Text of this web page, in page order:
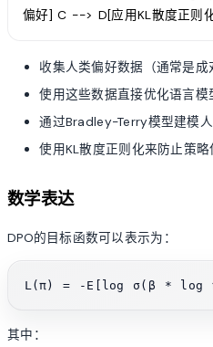
偏好] C --> D[应用KL散度正则
收集人类偏好数据（通常是成
使用这些数据直接优化语言
通过Bradley-Terry模型建模
使用KL散度正则化来防止策
数学表达
DPO的目标函数可以表示为：
其中：